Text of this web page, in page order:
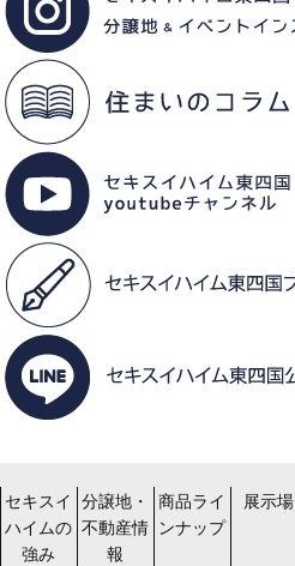
セキスイ
ハイムの
強み
分譲地・
不動産情
報
商品ライ
ンナップ
展示場